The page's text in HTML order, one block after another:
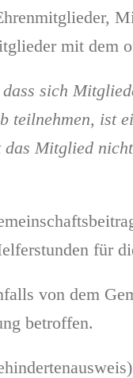
mit dem
sich
ist
Mitglied
für
von dem
betroffen.